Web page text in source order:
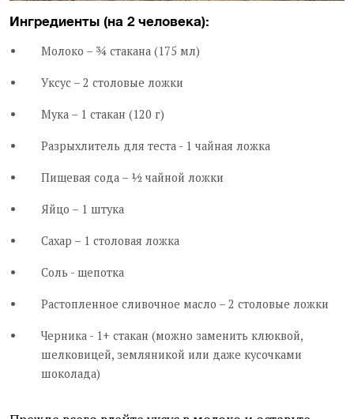
Ингредиенты (на 2 человека):
Молоко – ¾ стакана (175 мл)
Уксус – 2 столовые ложки
Мука – 1 стакан (120 г)
Разрыхлитель для теста - 1 чайная ложка
Пищевая сода – ½ чайной ложки
Яйцо – 1 штука
Сахар – 1 столовая ложка
Соль - щепотка
Растопленное сливочное масло – 2 столовые ложки
Черника - 1+ стакан (можно заменить клюквой,
шелковицей, земляникой или даже кусочками
шоколада)